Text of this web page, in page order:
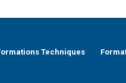
Techniques